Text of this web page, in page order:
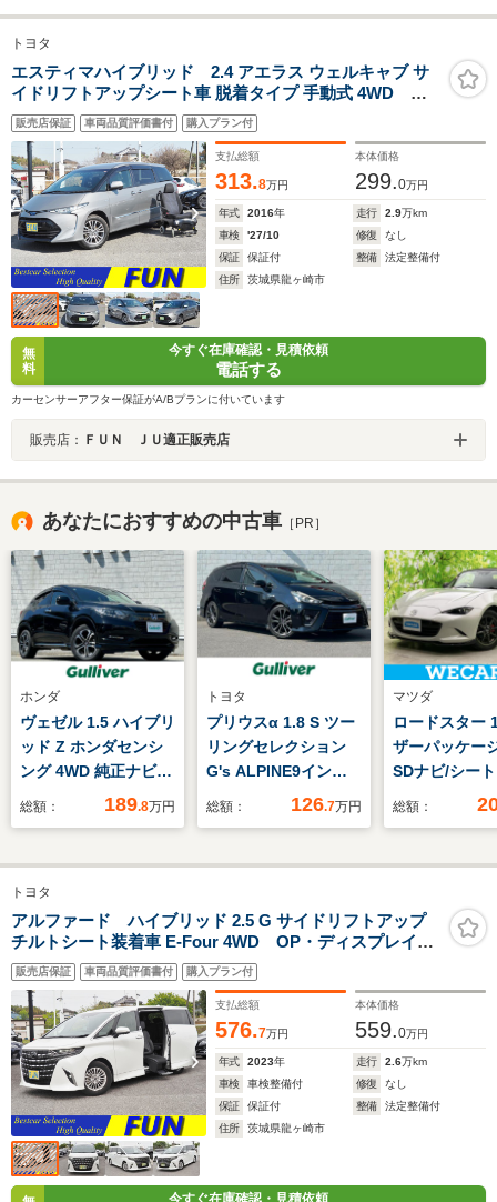
トヨタ
エスティマハイブリッド 2.4 アエラス ウェルキャブ サ
イドリフトアップシート車 脱着タイプ 手動式 4WD
OP・9インチナビ OP・パワーバックドア OP・ソナ
ー セーフティセンス 両自動ドア LEDヘッドライ
ト ブラックトリコットシート 1500W 社外ドラレコ
前後
販売店保証 車両品質評価書付 購入プラン付
支払総額
313.8万円
本体価格
299.0万円
年式 2016年 走行 2.9万km
車検
'27/10 修復
なし
保証
保証付 整備
法定整備付
住所
茨城県龍ヶ崎市
無
料
今すぐ在庫確認・見積依頼
電話する
カーセンサーアフター保証がA/Bプランに付いています
販売店： ＦＵＮ ＪＵ適正販売店
あなたにおすすめの中古車 ［PR］
ホンダ
ヴェゼル 1.5 ハイブリ
ッド Z ホンダセンシ
ング 4WD 純正ナビ
CD/DVD/フルセグ
ーキ アダプティブク
ルーズコントロール
LEDオートライト ハ
ーフレザーシート 前
席シートヒーター ス
マートキー 禁煙
総額： 189.8万円
トヨタ
プリウスα 1.8 S ツー
リングセレクション
G's ALPINE9インチ
ナビ(BT・フルセグ・
ーダー ハーフレザー
リング 純正G'sフロ
アマット・ラゲッジマ
ット ビルトイン
ETC LEDライト
総額： 126.7万円
マツダ
ロードスター
ザーパッケー
SDナビ/シー
ー/車線逸脱防
純正/ヘッドラ
ク/Bluetooth
続/EBD付ABS
総額：
トヨタ
アルファード ハイブリッド 2.5 G サイドリフトアップ
チルトシート装着車 E-Four 4WD OP・ディスプレイオ
ーディオプラス セーフティセンス BSM 両自動 P
バックドア 3眼LEDライト コンビシート
販売店保証 車両品質評価書付 購入プラン付
支払総額
576.7万円
本体価格
559.0万円
年式 2023年 走行 2.6万km
車検
車検整備付 修復
なし
保証
保証付 整備
法定整備付
住所
茨城県龍ヶ崎市
今すぐ在庫確認・見積依頼